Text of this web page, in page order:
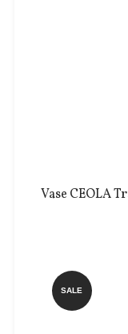
Vase CEOLA
SALE